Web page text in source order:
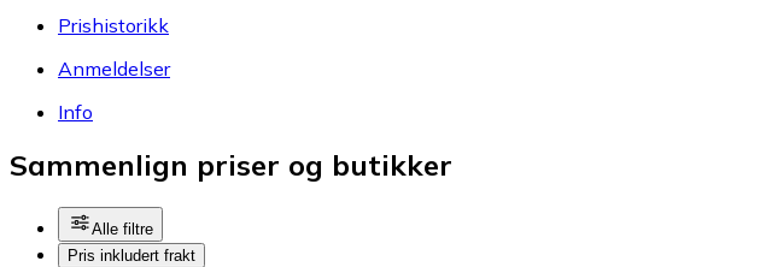
Prishistorikk
Anmeldelser
Info
Sammenlign priser og butikker
Alle filtre
Pris inkludert frakt